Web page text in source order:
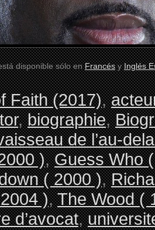
disponible sólo enFrancésyInglés
Faith (2017),
,biographie,
de l’au-
),Guess Who
( 2000 ),
),The Wood (
d’avocat,